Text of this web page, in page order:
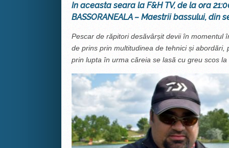
In aceasta seara la F&H TV, de la ora
BASSORANEALA – Maestrii bassului, din
Pescar de răpitori desăvârșit devii în momentul
de prins prin multitudinea de tehnici și
prin lupta în urma căreia se lasă cu greu scos